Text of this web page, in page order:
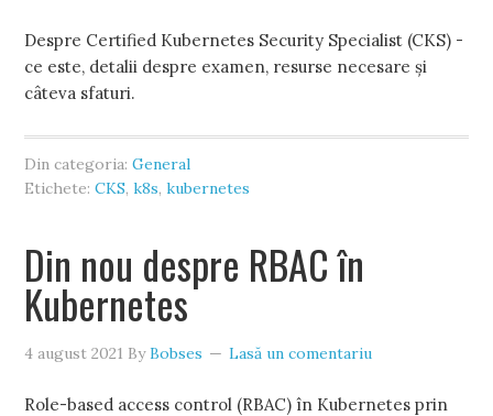
Despre Certified Kubernetes Security Specialist (CKS) -
ce este, detalii despre examen, resurse necesare și
câteva sfaturi.
Din categoria:General
Etichete:CKS,k8s,kubernetes
Din nou despre RBAC în
Kubernetes
4 august 2021 ByBobses Lasă un comentariu
Role-based access control (RBAC) în Kubernetes prin